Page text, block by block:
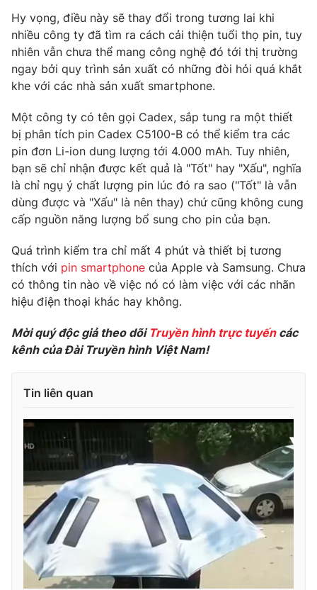
Nhân vật
Khán giả
Giải sao mai
Âm nhạc
Sao
Đời sống
Du lịch
Làm đẹp
Giáo dục
Tuyển sinh
Học trực tuyến
Công nghệ
Hitech Công nghệ tương lai
Sản phẩm
Thị trường
Tư vấn
Giao lưu trực tuyến
Lịch phát sóng
Chuyên mục khác
Emagazine Podcast
Photo Infographic
Video Shorts video
VTV Sức khoẻ Bất động sản
Thị trường 24h Tấm lòng Việt
VTV4 Vươn mình bằng AI
VTV9 VTV8
Liên hệ tòa soạn English
Hy vọng, điều này sẽ thay đổi trong tương lai khi
nhiều công ty đã tìm ra cách cải thiện tuổi thọ pin, tuy
nhiên vẫn chưa thể mang công nghệ đó tới thị trường
ngay bởi quy trình sản xuất có những đòi hỏi quá khắt
khe với các nhà sản xuất smartphone.
Một công ty có tên gọi Cadex, sắp tung ra một thiết
bị phân tích pin Cadex C5100-B có thể kiểm tra các
pin đơn Li-ion dung lượng tới 4.000 mAh. Tuy nhiên,
bạn sẽ chỉ nhận được kết quả là "Tốt" hay "Xấu", nghĩa
là chỉ ngụ ý chất lượng pin lúc đó ra sao ("Tốt" là vẫn
dùng được và "Xấu" là nên thay) chứ cũng không cung
cấp nguồn năng lượng bổ sung cho pin của bạn.
Quá trình kiểm tra chỉ mất 4 phút và thiết bị tương
thích với pin smartphone của Apple và Samsung. Chưa
có thông tin nào về việc nó có làm việc với các nhãn
hiệu điện thoại khác hay không.
Mời quý độc giả theo dõi Truyền hình trực tuyến các
kênh của Đài Truyền hình Việt Nam!
Tin liên quan